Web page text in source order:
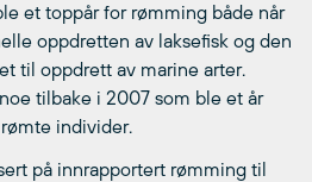
et toppår for rømming både når
oppdretten av laksefisk og den
til oppdrett av marine arter.
tilbake i 2007 som ble et år
individer.
på innrapportert rømming til